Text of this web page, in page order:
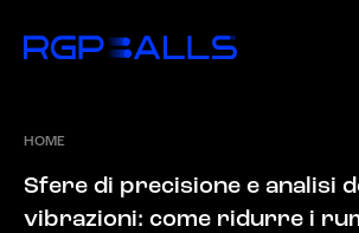
HOME
Sfere di precisione e analisi d
vibrazioni: come ridurre i ru